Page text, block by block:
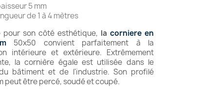
5 mm
de 1 à 4 mètres
pour son côté esthétique, la corniere en
50x50 convient parfaitement à la
intérieure et extérieure. Extrêmement
la cornière égale est utilisée dans le
bâtiment et de l'industrie. Son profilé
peut être percé, soudé et coupé.